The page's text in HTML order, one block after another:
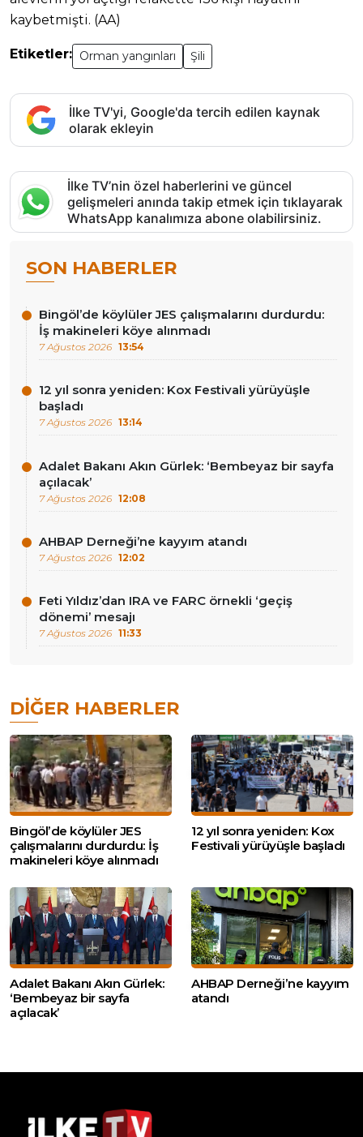
kaybetmişti. (AA)
Etiketler: Orman yangınları Şili
İlke TV'yi, Google'da tercih edilen kaynak
olarak ekleyin
İlke TV’nin özel haberlerini ve güncel
gelişmeleri anında takip etmek için tıklayarak
WhatsApp kanalımıza abone olabilirsiniz.
SON HABERLER
Bingöl’de köylüler JES çalışmalarını durdurdu:
İş makineleri köye alınmadı
7 Ağustos 2026 13:54
12 yıl sonra yeniden: Kox Festivali yürüyüşle
başladı
7 Ağustos 2026 13:14
Adalet Bakanı Akın Gürlek: ‘Bembeyaz bir sayfa
açılacak’
7 Ağustos 2026 12:08
AHBAP Derneği’ne kayyım atandı
7 Ağustos 2026 12:02
Feti Yıldız’dan IRA ve FARC örnekli ‘geçiş
dönemi’ mesajı
7 Ağustos 2026 11:33
DIĞER HABERLER
Bingöl’de köylüler JES
çalışmalarını durdurdu: İş
makineleri köye alınmadı
12 yıl sonra yeniden: Kox
Festivali yürüyüşle başladı
Adalet Bakanı Akın Gürlek:
‘Bembeyaz bir sayfa
açılacak’
AHBAP Derneği’ne kayyım
atandı